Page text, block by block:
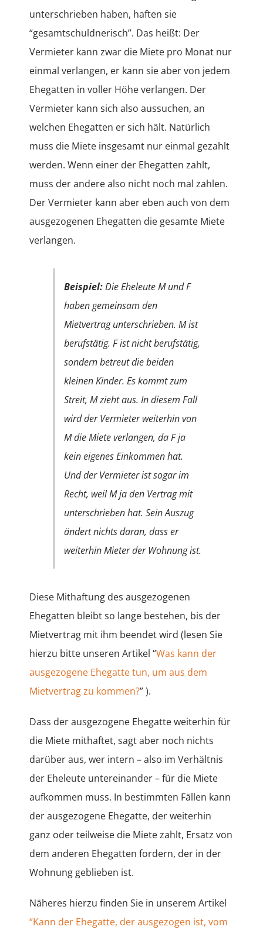
unterschrieben haben, haften sie
“gesamtschuldnerisch”. Das heißt: Der
Vermieter kann zwar die Miete pro Monat nur
einmal verlangen, er kann sie aber von jedem
Ehegatten in voller Höhe verlangen. Der
Vermieter kann sich also aussuchen, an
welchen Ehegatten er sich hält. Natürlich
muss die Miete insgesamt nur einmal gezahlt
werden. Wenn einer der Ehegatten zahlt,
muss der andere also nicht noch mal zahlen.
Der Vermieter kann aber eben auch von dem
ausgezogenen Ehegatten die gesamte Miete
verlangen.
Beispiel:Die Eheleute M und F
haben gemeinsam den
Mietvertrag unterschrieben. M ist
berufstätig. F ist nicht berufstätig,
sondern betreut die beiden
kleinen Kinder. Es kommt zum
Streit, M zieht aus. In diesem Fall
wird der Vermieter weiterhin von
M die Miete verlangen, da F ja
kein eigenes Einkommen hat.
Und der Vermieter ist sogar im
Recht, weil M ja den Vertrag mit
unterschrieben hat. Sein Auszug
ändert nichts daran, dass er
weiterhin Mieter der Wohnung ist.
Diese Mithaftung des ausgezogenen
Ehegatten bleibt so lange bestehen, bis der
Mietvertrag mit ihm beendet wird (lesen Sie
hierzu bitte unseren Artikel “Was kann der
ausgezogene Ehegatte tun, um aus dem
Mietvertrag zu kommen?” ).
Dass der ausgezogene Ehegatte weiterhin für
die Miete mithaftet, sagt aber noch nichts
darüber aus, wer intern – also im Verhältnis
der Eheleute untereinander – für die Miete
aufkommen muss. In bestimmten Fällen kann
der ausgezogene Ehegatte, der weiterhin
ganz oder teilweise die Miete zahlt, Ersatz von
dem anderen Ehegatten fordern, der in der
Wohnung geblieben ist.
Näheres hierzu finden Sie in unserem Artikel
“Kann der Ehegatte, der ausgezogen ist, vom